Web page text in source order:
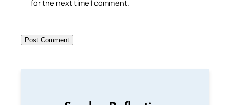
for the next time I comment.